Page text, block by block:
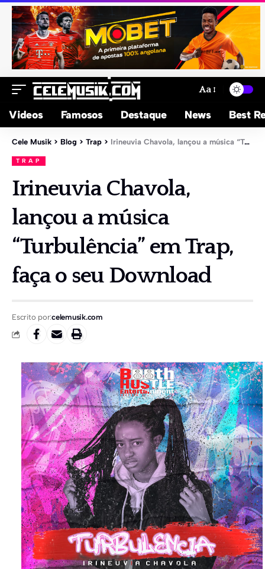
Aa
Videos Famosos Destaque News Best
Cele Musik > Blog > Trap > Irineuvia Chavola, lançou a música “Turbulência” em Trap, faça o seu Download
TRAP
Irineuvia Chavola,
lançou a música
“Turbulência” em Trap,
faça o seu Download
Escrito por:celemusik.com